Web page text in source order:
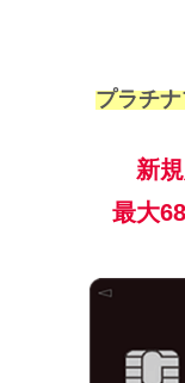
プラチ
新
最大